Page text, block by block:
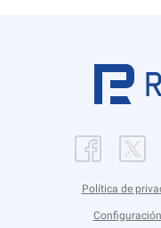
Política de